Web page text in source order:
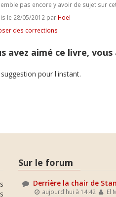
pas encore y avoir de sujet sur
le 28/05/2012 par Hoel
des corrections
avez aimé ce livre, vous
pour l'instant.
Sur le forum
Derrière la chair de
aujourd'hui à 14:42 El